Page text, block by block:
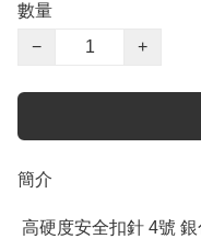
數量
−
+
簡介